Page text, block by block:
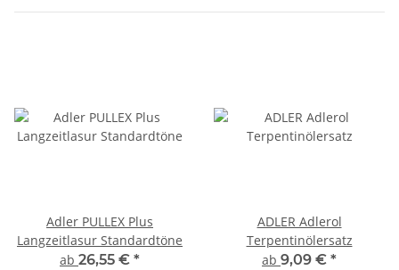
Adler PULLEX Plus
Langzeitlasur Standardtöne
ab 26,55 € *
ADLER Adlerol
Terpentinölersatz
ab 9,09 € *